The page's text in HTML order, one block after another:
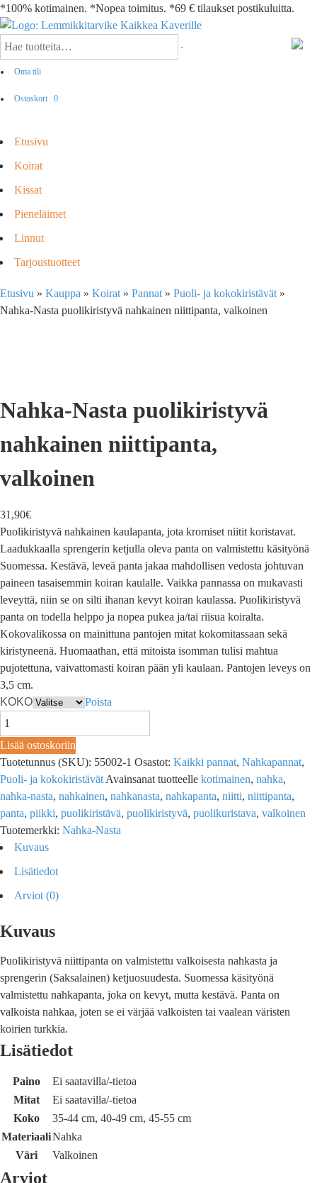
*100% kotimainen. *Nopea toimitus. *69 € tilaukset postikuluitta.
Oma tili
Ostoskori 0
Etusivu
Koirat
Kissat
Pieneläimet
Linnut
Tarjoustuotteet
Etusivu » Kauppa » Koirat » Pannat » Puoli- ja kokokiristävät »
Nahka-Nasta puolikiristyvä nahkainen niittipanta, valkoinen
Nahka-Nasta puolikiristyvä
nahkainen niittipanta,
valkoinen
31,90€
Puolikiristyvä nahkainen kaulapanta, jota kromiset niitit koristavat.
Laadukkaalla sprengerin ketjulla oleva panta on valmistettu käsityönä
Suomessa. Kestävä, leveä panta jakaa mahdollisen vedosta johtuvan
paineen tasaisemmin koiran kaulalle. Vaikka pannassa on mukavasti
leveyttä, niin se on silti ihanan kevyt koiran kaulassa. Puolikiristyvä
panta on todella helppo ja nopea pukea ja/tai riisua koiralta.
Kokovalikossa on mainittuna pantojen mitat kokomitassaan sekä
kiristyneenä. Huomaathan, että mitoista isomman tulisi mahtua
pujotettuna, vaivattomasti koiran pään yli kaulaan. Pantojen leveys on
3,5 cm.
KOKO
Poista
Lisää ostoskoriin
Tuotetunnus (SKU): 55002-1 Osastot: Kaikki pannat, Nahkapannat,
Puoli- ja kokokiristävät Avainsanat tuotteelle kotimainen, nahka,
nahka-nasta, nahkainen, nahkanasta, nahkapanta, niitti, niittipanta,
panta, piikki, puolikiristävä, puolikiristyvä, puolikuristava, valkoinen
Tuotemerkki: Nahka-Nasta
Kuvaus
Lisätiedot
Arviot (0)
Kuvaus
Puolikiristyvä niittipanta on valmistettu valkoisesta nahkasta ja
sprengerin (Saksalainen) ketjuosuudesta. Suomessa käsityönä
valmistettu nahkapanta, joka on kevyt, mutta kestävä. Panta on
valkoista nahkaa, joten se ei värjää valkoisten tai vaalean väristen
koirien turkkia.
Lisätiedot
Paino
Ei saatavilla/-tietoa
Mitat
Ei saatavilla/-tietoa
Koko
35-44 cm, 40-49 cm, 45-55 cm
MateriaaliNahka
Väri
Valkoinen
Arviot